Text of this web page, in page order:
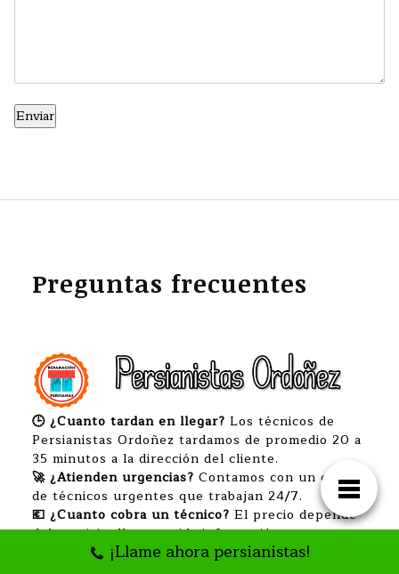
Preguntas frecuentes
🕒 ¿Cuanto tardan en llegar? Los técnicos de
Persianistas Ordoñez tardamos de promedio 20 a
35 minutos a la dirección del cliente.
🚀 ¿Atienden urgencias? Contamos con un equipo
de técnicos urgentes que trabajan 24/7.
💶 ¿Cuanto cobra un técnico? El precio depende
del servicio, llame y pida información.
💳 ¿Como pagar los servicios de un técnico?
¡Llame ahora persianistas!